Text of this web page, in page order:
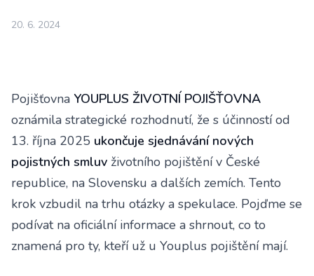
20. 6. 2024
Pojišťovna YOUPLUS ŽIVOTNÍ POJIŠŤOVNA
oznámila strategické rozhodnutí, že s účinností od
13. října 2025 ukončuje sjednávání nových
pojistných smluv životního pojištění v České
republice, na Slovensku a dalších zemích. Tento
krok vzbudil na trhu otázky a spekulace. Pojďme se
podívat na oficiální informace a shrnout, co to
znamená pro ty, kteří už u Youplus pojištění mají.